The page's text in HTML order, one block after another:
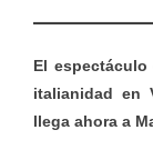
El
italianidad en
llega ahora a